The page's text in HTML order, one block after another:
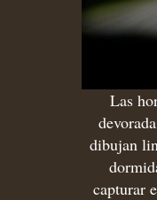
Las
dibujan
capturar